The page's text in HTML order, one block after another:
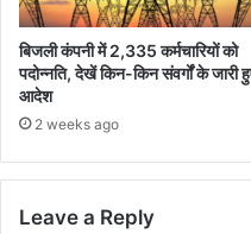
बिजली कंपनी में 2,335 कर्मचारियों को
पदोन्नति, देखें किन-किन संवर्गों के जारी
आदेश
2 weeks ago
Leave a Reply